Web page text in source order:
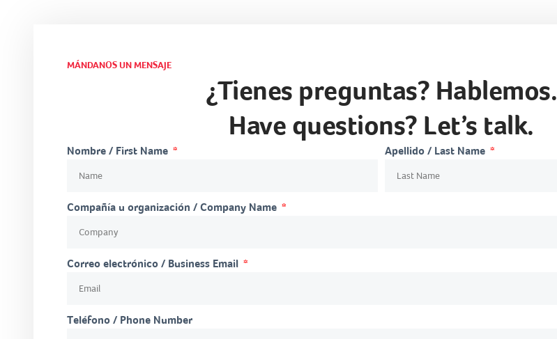
MÁNDANOS UN MENSAJE
¿Tienes preguntas? Hablemos.
Have questions? Let’s talk.
Nombre / First Name Apellido / Last Name
Compañía u organización / Company Name
Correo electrónico / Business Email
Teléfono / Phone Number